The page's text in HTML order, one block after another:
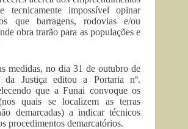
tecnicamente impossível opinar
que barragens, rodovias e/ou
obra trarão para as populações e
medidas, no dia 31 de outubro de
Justiça editou a Portaria nº.
que a Funai convoque os
quais se localizem as terras
demarcadas) a indicar técnicos
procedimentos demarcatórios.